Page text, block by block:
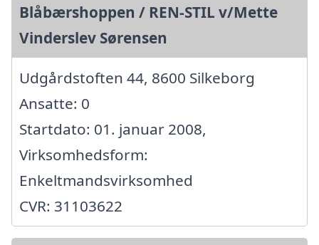
Blåbærshoppen / REN-STIL v/Mette
Vinderslev Sørensen
Udgårdstoften 44, 8600 Silkeborg
Ansatte: 0
Startdato: 01. januar 2008,
Virksomhedsform:
Enkeltmandsvirksomhed
CVR: 31103622